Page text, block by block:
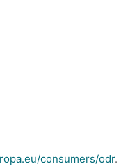
consumers/odr.